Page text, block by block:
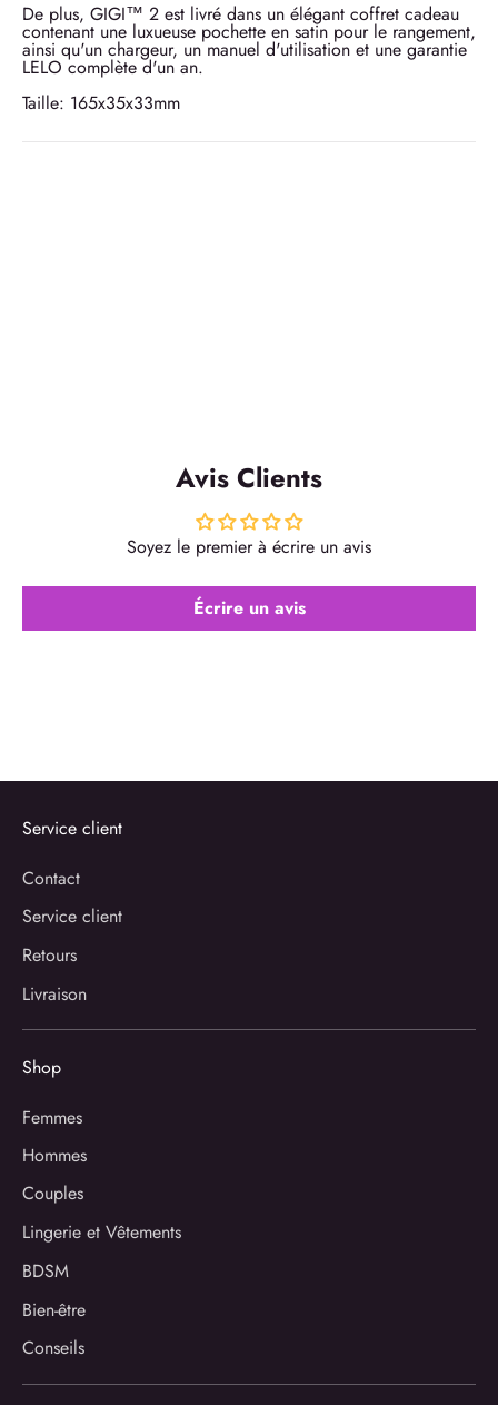
De plus, GIGI™ 2 est livré dans un élégant coffret cadeau
contenant une luxueuse pochette en satin pour le rangement,
ainsi qu'un chargeur, un manuel d'utilisation et une garantie
LELO complète d'un an.
Taille: 165x35x33mm
Avis Clients
Soyez le premier à écrire un avis
Écrire un avis
Service client
Contact
Service client
Retours
Livraison
Shop
Femmes
Hommes
Couples
Lingerie et Vêtements
BDSM
Bien-être
Conseils